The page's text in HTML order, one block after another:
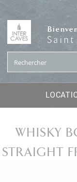
Saint
WHISKY
STRAIGHT